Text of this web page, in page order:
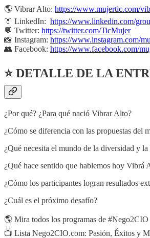
🌎 Vibrar Alto: https://www.mujertic.com/
👔 LinkedIn: https://www.linkedin.com/
💬 Twitter: https://twitter.com/TicMujer
📸 Instagram: https://www.instagram.com/
👥 Facebook: https://www.facebook.com/
⭐ DETALLE DE LA
¿Por qué? ¿Para qué nació Vibrar Alto?
¿Cómo se diferencia con las propuestas del
¿Qué necesita el mundo de la diversidad y
¿Qué hace sentido que hablemos hoy Vibrá
¿Cómo los participantes logran resultados
¿Cuál es el próximo desafío?
🌎 Mira todos los programas de #Nego2CIO
📺 Lista Nego2CIO.com: Pasión, Éxitos y